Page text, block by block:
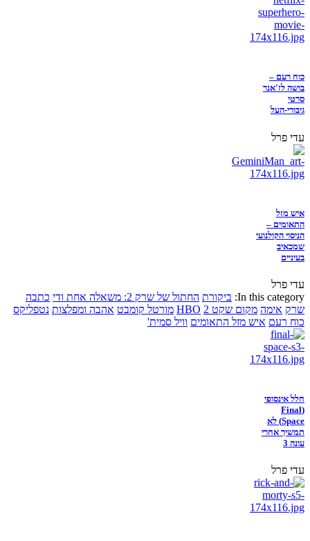
כוח רעם –
בושה לז'אנר
סרטי
גיבורי-העל
עדי פרל
איש מזל
התאומים –
הניסוי הקולנועי
שמכאיב
בעיניים
עדי פרל
In this category: ביקורת החתול של שרק 2: משאלה אחת ודי
כתבה
שרק אימה מקום שקט 2 HBO מורטל קומבט אהבה ומפלצות נטפליקס
כוח רעם איש מזל התאומים וויל סמית'
חלל אינסופי
(Final
Space) לא
תמשיך אחרי
עונה 3
עדי פרל